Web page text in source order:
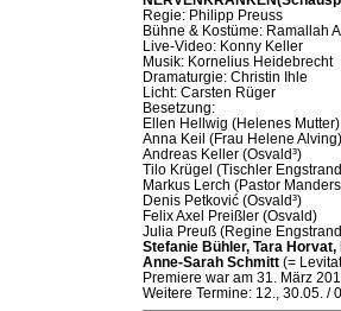
Regie: Philipp Preuss
Bühne & Kostüme: Ramallah
Live-Video: Konny Keller
Musik: Kornelius Heidebrecht
Dramaturgie: Christin Ihle
Licht: Carsten Rüger
Besetzung:
Ellen Hellwig (Helenes Mutter)
Anna Keil (Frau Helene Alving)
Andreas Keller (Osvald³)
Tilo Krügel (Tischler
Markus Lerch (Pastor
Denis Petković (Osvald³)
Felix Axel Preißler (Osvald)
Julia Preuß (Regine
Stefanie Bühler, Tara
Anne-Sarah Schmitt(=
Premiere war am 31. März
Weitere Termine: 12., 30.05. /